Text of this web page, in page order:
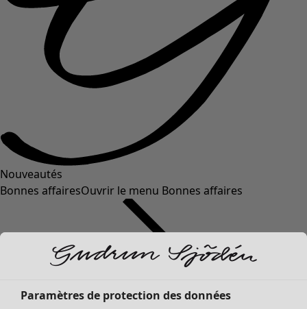
Nouveautés
Bonnes affairesOuvrir le menu Bonnes affaires
Paramètres de protection des données